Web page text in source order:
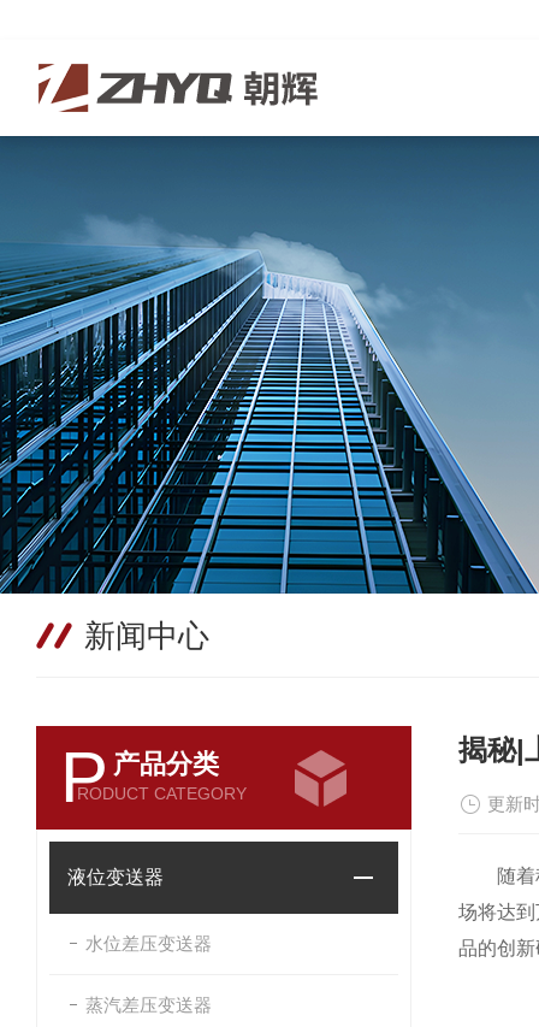
新闻中心
P 产品分类
RODUCT CATEGORY
液位变送器
水位差压变送器
蒸汽差压变送器
揭秘|
更新
随着科
场将达
品的创